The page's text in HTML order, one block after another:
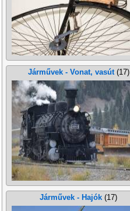
Járművek - Vonat, vasút(17)
Járművek - Hajók (17)